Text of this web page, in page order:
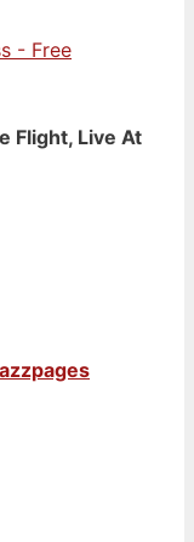
Flight, Live At